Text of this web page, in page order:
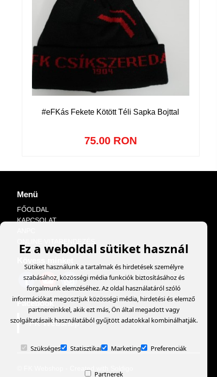
#eFKás Fekete Kötött Téli Sapka Bojttal
75.00 RON
Menü
FŐOLDAL
KAPCSOLAT
Facebook
FK Webshop
Ez a weboldal sütiket használ
Sütiket használunk a tartalmak és hirdetések személyre
szabásához, közösségi média funkciók biztosításához és
forgalmunk elemzéséhez. Az oldal használatáról szóló
információkat megosztjuk közösségi média, hirdetési és elemző
partnereinkkel, akik ezt más, Ön által megadott vagy
szolgáltatásaik használatából gyűjtött adatokkal kombinálhatják.
Szükséges Statisztikai Marketing Preferenciák
Partnerek